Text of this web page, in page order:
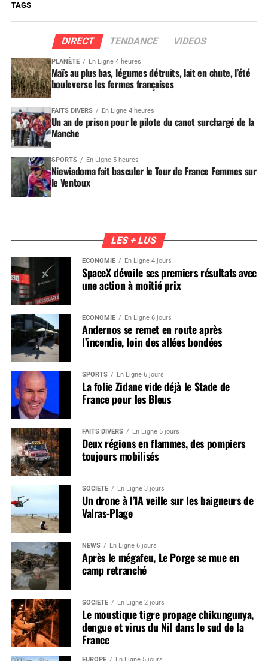
TAGS
DIRECT TENDANCE VIDEOS
PLANÈTE En Ligne 4 heures
Maïs au plus bas, légumes détruits, lait en chute, l’été
bouleverse les fermes françaises
FAITS DIVERS En Ligne 4 heures
Un an de prison pour le pilote du canot surchargé de la
Manche
SPORTS En Ligne 5 heures
Niewiadoma fait basculer le Tour de France Femmes sur
le Ventoux
LES + LUS
ÉCONOMIE En Ligne 4 jours
SpaceX dévoile ses premiers résultats avec
une action à moitié prix
ÉCONOMIE En Ligne 6 jours
Andernos se remet en route après
l’incendie, loin des allées bondées
SPORTS En Ligne 6 jours
La folie Zidane vide déjà le Stade de
France pour les Bleus
FAITS DIVERS En Ligne 5 jours
Deux régions en flammes, des pompiers
toujours mobilisés
SOCIÉTÉ En Ligne 3 jours
Un drone à l’IA veille sur les baigneurs de
Valras-Plage
NEWS En Ligne 6 jours
Après le mégafeu, Le Porge se mue en
camp retranché
SOCIÉTÉ En Ligne 2 jours
Le moustique tigre propage chikungunya,
dengue et virus du Nil dans le sud de la
France